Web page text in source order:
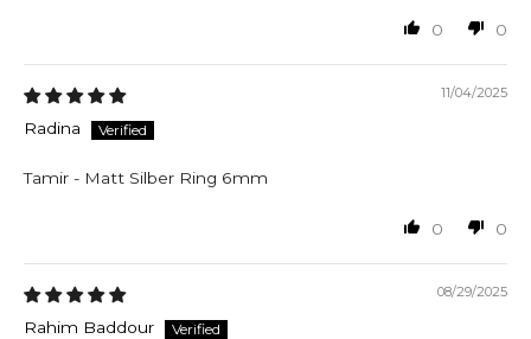
0 0
11/04/2025
Radina
Tamir - Matt Silber Ring 6mm
0 0
08/29/2025
Rahim Baddour